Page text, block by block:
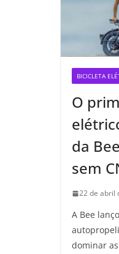
BICICLETA
O
da
sem
22 de abril
A Bee
dominar